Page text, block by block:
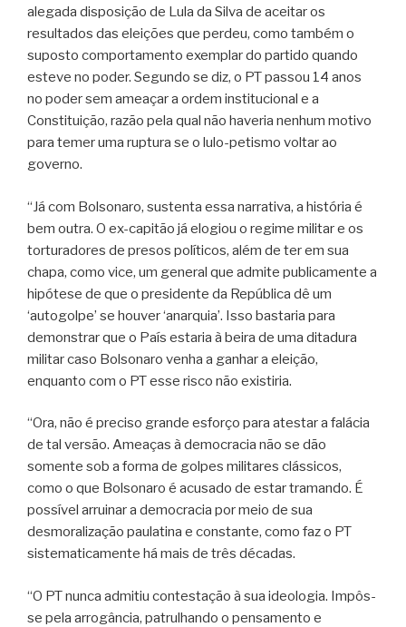
alegada disposição de Lula da Silva de aceitar os
resultados das eleições que perdeu, como também o
suposto comportamento exemplar do partido quando
esteve no poder. Segundo se diz, o PT passou 14 anos
no poder sem ameaçar a ordem institucional e a
Constituição, razão pela qual não haveria nenhum motivo
para temer uma ruptura se o lulo-petismo voltar ao
governo.
“Já com Bolsonaro, sustenta essa narrativa, a história é
bem outra. O ex-capitão já elogiou o regime militar e os
torturadores de presos políticos, além de ter em sua
chapa, como vice, um general que admite publicamente a
hipótese de que o presidente da República dê um
‘autogolpe’ se houver ‘anarquia’. Isso bastaria para
demonstrar que o País estaria à beira de uma ditadura
militar caso Bolsonaro venha a ganhar a eleição,
enquanto com o PT esse risco não existiria.
“Ora, não é preciso grande esforço para atestar a falácia
de tal versão. Ameaças à democracia não se dão
somente sob a forma de golpes militares clássicos,
como o que Bolsonaro é acusado de estar tramando. É
possível arruinar a democracia por meio de sua
desmoralização paulatina e constante, como faz o PT
sistematicamente há mais de três décadas.
“O PT nunca admitiu contestação à sua ideologia. Impôs-
se pela arrogância, patrulhando o pensamento e